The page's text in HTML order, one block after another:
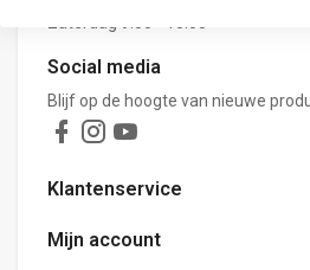
Social media
Blijf op de hoogte van nieuwe
Klantenservice
Mijn account